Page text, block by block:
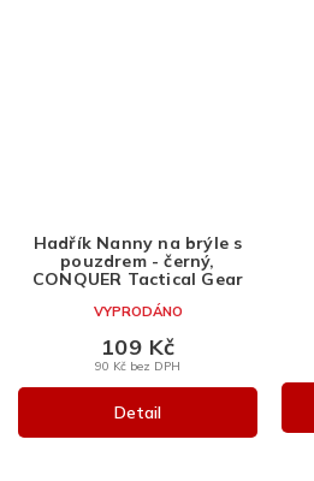
Hadřík Nanny na brýle s
pouzdrem - černý,
CONQUER Tactical Gear
VYPRODÁNO
90 Kč bez DPH
109 Kč
Detail